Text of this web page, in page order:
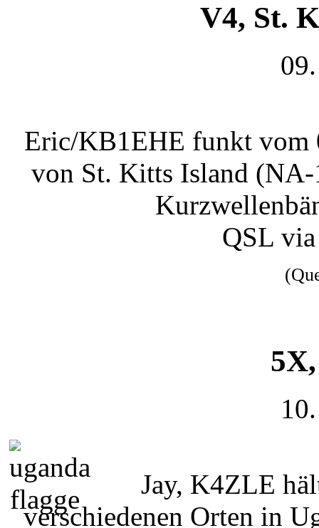
V4, St.
Eric/KB1EHE funkt vom
von St. Kitts Island
QSL
Jay, K4ZLE
verschiedenen Orten in